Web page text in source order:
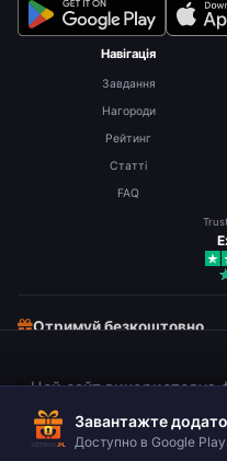
Навігація
Завдання
Нагороди
Рейтинг
Статті
FAQ
Отримуй безкоштовно
© 2026
Цей сайт використовує
найкращого досвіду
Завантажте
Доступно в Google Play